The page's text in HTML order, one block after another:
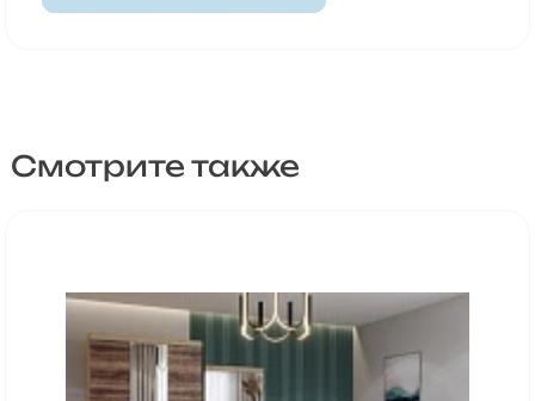
Смотрите также